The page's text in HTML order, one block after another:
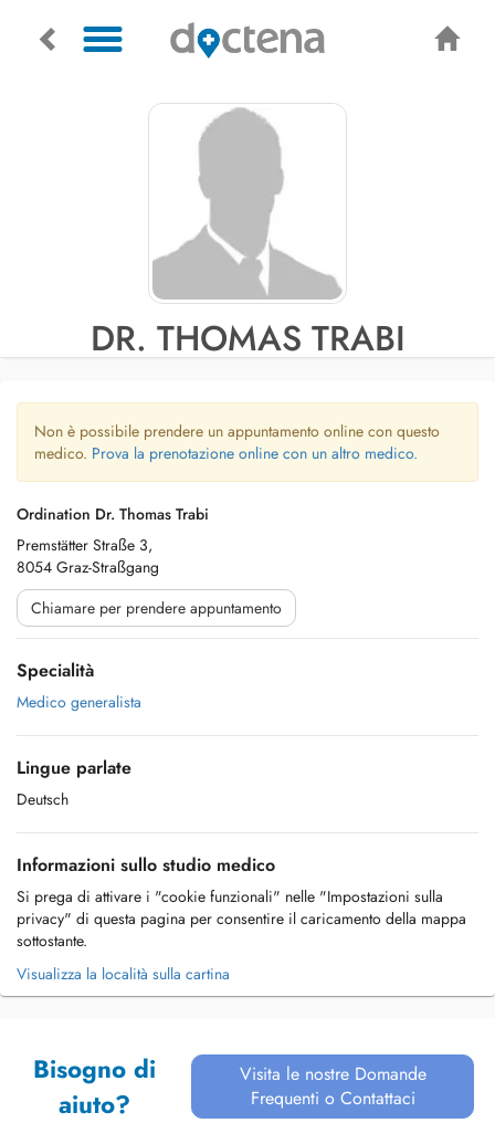
DR. THOMAS TRABI
Non è possibile prendere un appuntamento online con questo
medico. Prova la prenotazione online con un altro medico.
Ordination Dr. Thomas Trabi
Premstätter Straße 3,
8054 Graz-Straßgang
Chiamare per prendere appuntamento
Specialità
Medico generalista
Lingue parlate
Deutsch
Informazioni sullo studio medico
Si prega di attivare i "cookie funzionali" nelle "Impostazioni sulla
privacy" di questa pagina per consentire il caricamento della mappa
sottostante.
Visualizza la località sulla cartina
Bisogno di
aiuto?
Visita le nostre Domande
Frequenti o Contattaci